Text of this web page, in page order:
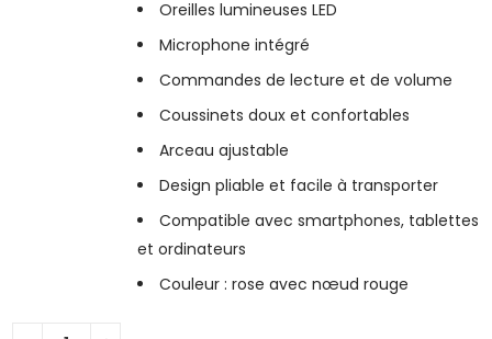
Oreilles lumineuses LED
Microphone intégré
Commandes de lecture et de volume
Coussinets doux et confortables
Arceau ajustable
Design pliable et facile à transporter
Compatible avec smartphones, tablettes
et ordinateurs
Couleur : rose avec nœud rouge